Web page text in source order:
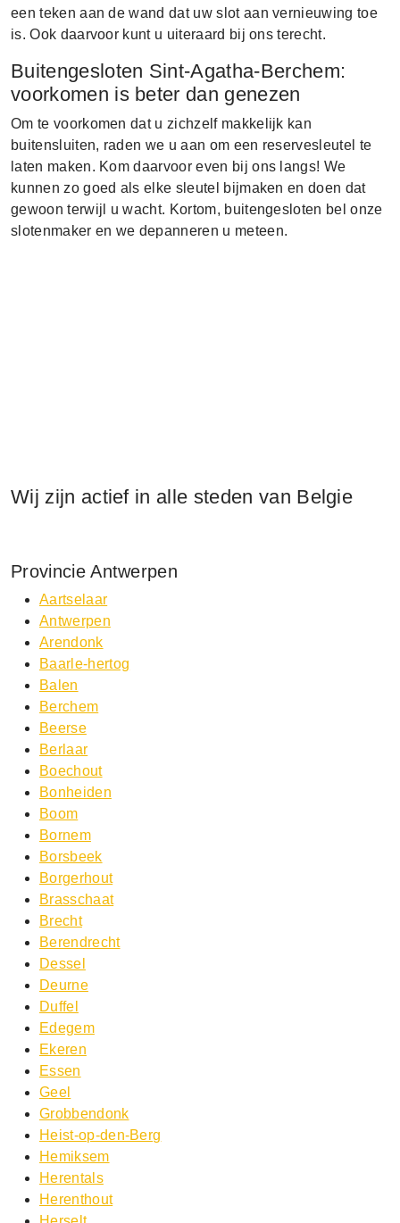
een teken aan de wand dat uw slot aan vernieuwing toe
is. Ook daarvoor kunt u uiteraard bij ons terecht.
Buitengesloten Sint-Agatha-Berchem:
voorkomen is beter dan genezen
Om te voorkomen dat u zichzelf makkelijk kan
buitensluiten, raden we u aan om een reservesleutel te
laten maken. Kom daarvoor even bij ons langs! We
kunnen zo goed als elke sleutel bijmaken en doen dat
gewoon terwijl u wacht. Kortom, buitengesloten bel onze
slotenmaker en we depanneren u meteen.
Wij zijn actief in alle steden van Belgie
Provincie Antwerpen
Aartselaar
Antwerpen
Arendonk
Baarle-hertog
Balen
Berchem
Beerse
Berlaar
Boechout
Bonheiden
Boom
Bornem
Borsbeek
Borgerhout
Brasschaat
Brecht
Berendrecht
Dessel
Deurne
Duffel
Edegem
Ekeren
Essen
Geel
Grobbendonk
Heist-op-den-Berg
Hemiksem
Herentals
Herenthout